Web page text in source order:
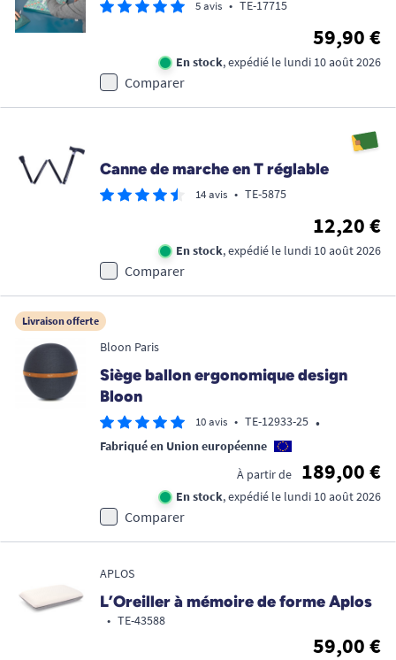
5 avis • TE-17715
59,90 €
En stock, expédié le lundi 10 août 2026
Comparer
Canne de marche en T réglable
14 avis • TE-5875
12,20 €
En stock, expédié le lundi 10 août 2026
Comparer
Livraison offerte
Bloon Paris
Siège ballon ergonomique design
Bloon
10 avis • TE-12933-25 •
Fabriqué en Union européenne
À partir de
189,00 €
En stock, expédié le lundi 10 août 2026
Comparer
APLOS
L’Oreiller à mémoire de forme Aplos
• TE-43588
59,00 €